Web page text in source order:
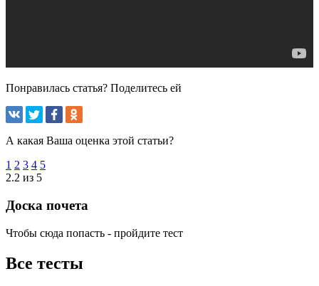
Понравилась статья? Поделитесь ей
А какая Ваша оценка этой статьи?
1 2 3 4 5
2.2 из 5
Доска почета
Чтобы сюда попасть - пройдите тест
Все тесты